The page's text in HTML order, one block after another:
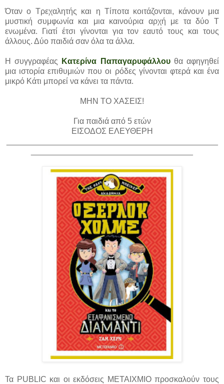
Όταν ο Τρεχαλητής και η Τίποτα κοιτάζονται, κάνουν μια
μυστική συμφωνία και μια καινούρια αρχή με τα δύο Τ
ενωμένα. Γιατί έτσι γίνονται για τον εαυτό τους και τους
άλλους. Δύο παιδιά σαν όλα τα άλλα.
Η συγγραφέας Κατερίνα Παπαγαρυφάλλουθα αφηγηθεί
μια ιστορία επιθυμιών που οι ρόδες γίνονται φτερά και ένα
μικρό Κάτι μπορεί να κάνει τα πάντα.
MHN TO XAΣΕΙΣ!
Για παιδιά από 5 ετών
ΕΙΣΟΔΟΣ ΕΛΕΥΘΕΡΗ
Τα PUBLIC και οι εκδόσεις ΜΕΤΑΙΧΜΙΟ προσκαλούν τους